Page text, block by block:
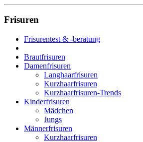
Frisuren
Frisurentest & -beratung
Brautfrisuren
Damenfrisuren
Langhaarfrisuren
Kurzhaarfrisuren
Kurzhaarfrisuren-Trends
Kinderfrisuren
Mädchen
Jungs
Männerfrisuren
Kurzhaarfrisuren